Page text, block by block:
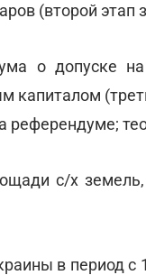
(второй этап
о допуске
капиталом
референдуме;
с/х
в период